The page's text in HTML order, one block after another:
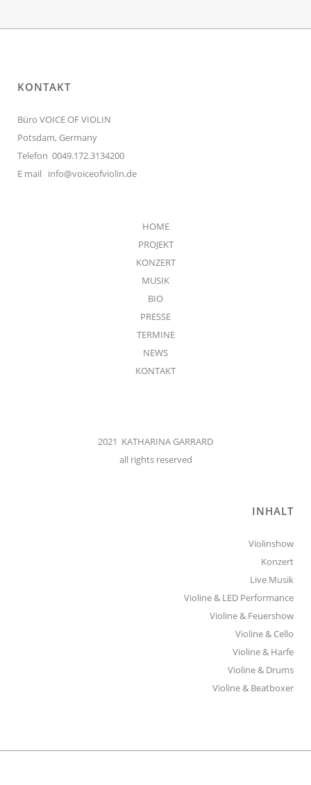
KONTAKT
Büro VOICE OF VIOLIN
Potsdam, Germany
Telefon 0049.172.3134200
E mail info@voiceofviolin.de
HOME
PROJEKT
KONZERT
MUSIK
BIO
PRESSE
TERMINE
NEWS
KONTAKT
2021 KATHARINA GARRARD
all rights reserved
INHALT
Violinshow
Konzert
Live Musik
Violine & LED Performance
Violine & Feuershow
Violine & Cello
Violine & Harfe
Violine & Drums
Violine & Beatboxer